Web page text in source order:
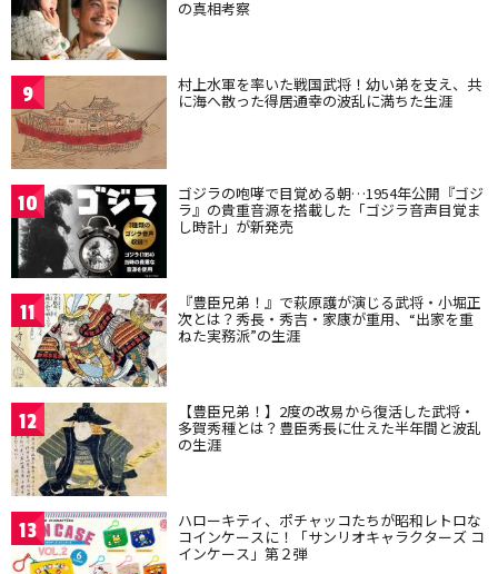
の真相考察
9 村上水軍を率いた戦国武将！幼い弟を支え、共
に海へ散った得居通幸の波乱に満ちた生涯
10 ゴジラの咆哮で目覚める朝…1954年公開『ゴジ
ラ』の貴重音源を搭載した「ゴジラ音声目覚ま
し時計」が新発売
11 『豊臣兄弟！』で萩原護が演じる武将・小堀正
次とは？秀長・秀吉・家康が重用、“出家を重
ねた実務派”の生涯
12 【豊臣兄弟！】2度の改易から復活した武将・
多賀秀種とは？豊臣秀長に仕えた半年間と波乱
の生涯
13 ハローキティ、ポチャッコたちが昭和レトロな
コインケースに！「サンリオキャラクターズ コ
インケース」第２弾